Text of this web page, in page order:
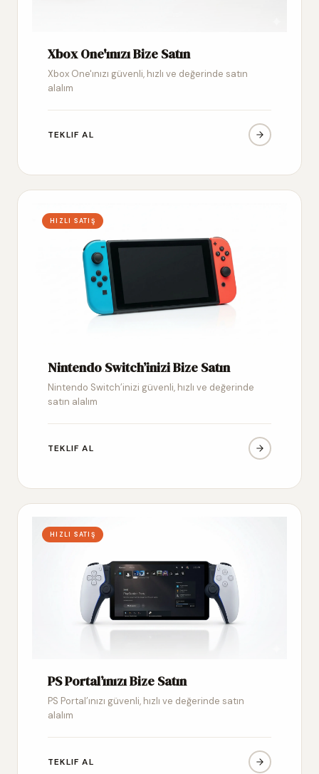
Xbox One'ınızı Bize Satın
Xbox One'ınızı güvenli, hızlı ve değerinde satın
alalım
TEKLIF AL
HIZLI SATIŞ
Nintendo Switch’inizi Bize Satın
Nintendo Switch’inizi güvenli, hızlı ve değerinde
satın alalım
TEKLIF AL
HIZLI SATIŞ
PS Portal’ınızı Bize Satın
PS Portal’ınızı güvenli, hızlı ve değerinde satın
alalım
TEKLIF AL